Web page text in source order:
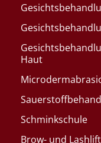
Haut
Schminkschule
Brow- und